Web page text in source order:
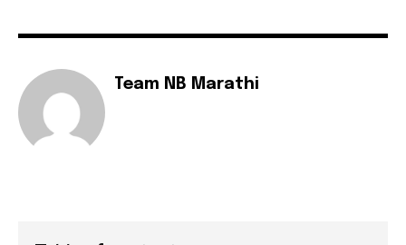
Team NB Marathi